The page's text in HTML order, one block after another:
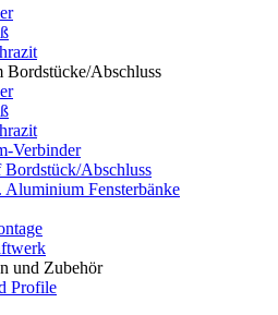
Bordstücke/Abschluss
Verbinder
Abschluss
Aluminium Fensterbänke
und Zubehör
Profile